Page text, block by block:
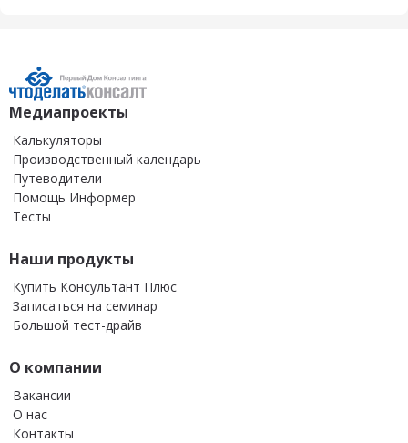
Медиапроекты
Калькуляторы
Производственный календарь
Путеводители
Помощь Информер
Тесты
Наши продукты
Купить Консультант Плюс
Записаться на семинар
Большой тест-драйв
О компании
Вакансии
О нас
Контакты